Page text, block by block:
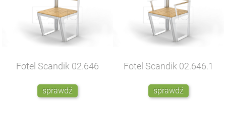
Fotel Scandik 02.646
sprawdź
Fotel Scandik 02.646.1
sprawdź